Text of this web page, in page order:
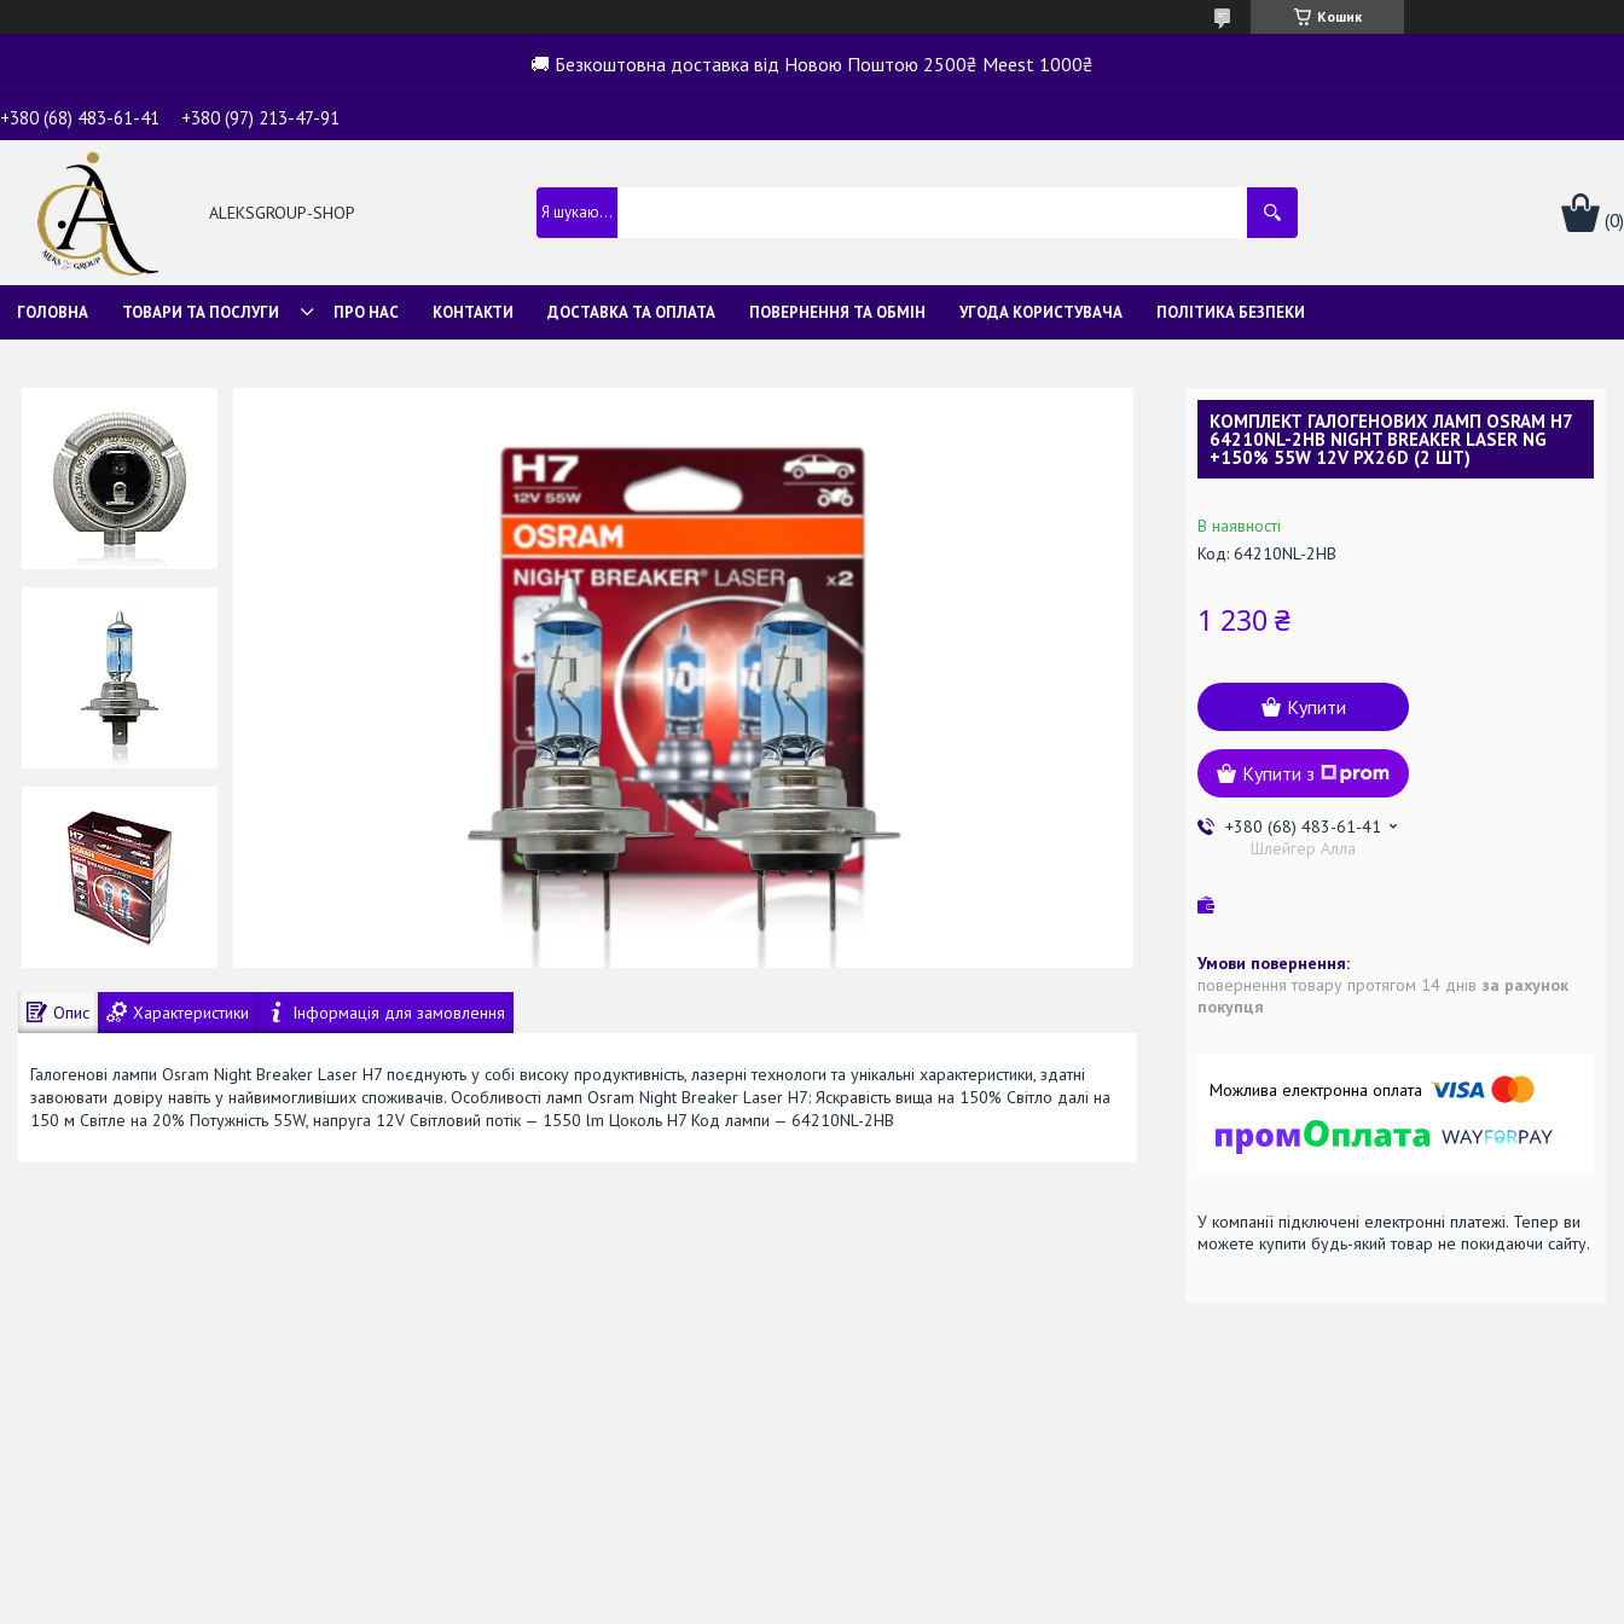
Кошик
🚚 Безкоштовна доставка від Новою Поштою 2500₴ Meest 1000₴
+380 (68) 483-61-41 +380 (97) 213-47-91
ALEKSGROUP-SHOP
ГОЛОВНА ТОВАРИ ТА ПОСЛУГИ ПРО НАС КОНТАКТИ ДОСТАВКА ТА ОПЛАТА ПОВЕРНЕННЯ ТА ОБМІН УГОДА КОРИСТУВАЧА ПОЛІТИКА БЕЗПЕКИ
Опис Характеристики Інформація для замовлення
Галогенові лампи Osram Night Breaker Laser H7 поєднують у собі високу продуктивність, лазерні технологи та унікальні характеристики, здатні
завоювати довіру навіть у найвимогливіших споживачів. Особливості ламп Osram Night Breaker Laser H7: Яскравість вища на 150% Світло далі на
150 м Світле на 20% Потужність 55W, напруга 12V Світловий потік — 1550 lm Цоколь Н7 Код лампи — 64210NL-2HB
КОМПЛЕКТ ГАЛОГЕНОВИХ ЛАМП OSRAM H7
64210NL-2HB NIGHT BREAKER LASER NG
+150% 55W 12V PX26D (2 ШТ)
В наявності
Код: 64210NL-2HB
1 230 ₴
Купити
Купити з
+380 (68) 483-61-41
Шлейгер Алла
повернення товару протягом 14 днів за рахунок
покупця
У компанії підключені електронні платежі. Тепер ви
можете купити будь-який товар не покидаючи сайту.